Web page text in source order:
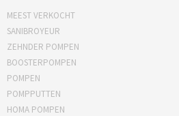
MEEST VERKOCHT
SANIBROYEUR
ZEHNDER POMPEN
BOOSTERPOMPEN
POMPEN
POMPPUTTEN
HOMA POMPEN